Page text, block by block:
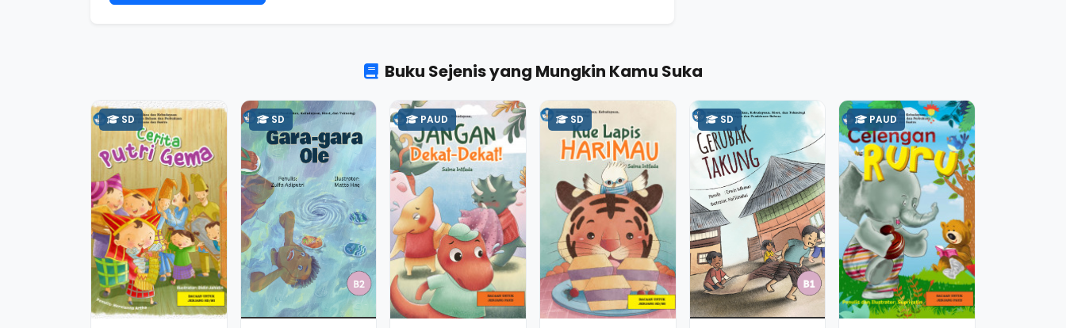
Buku Sejenis yang Mungkin Kamu Suka
SD SD PAUD SD SD PAUD